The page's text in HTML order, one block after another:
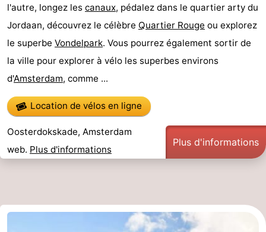
ville
Hollande
du
Nord
-
Hollande
du
Pratiques
Forum
en
commun
Route
Gare
l'autre, longez les canaux, pédalez dans le quartier arty du
Jordaan, découvrez le célèbre Quartier Rouge ou explorez
le superbe Vondelpark. Vous pourrez également sortir de
la ville pour explorer à vélo les superbes environs
d'Amsterdam, comme ...
Location de vélos en ligne
Oosterdokskade, Amsterdam
web. Plus d'informations
Plus d'informations